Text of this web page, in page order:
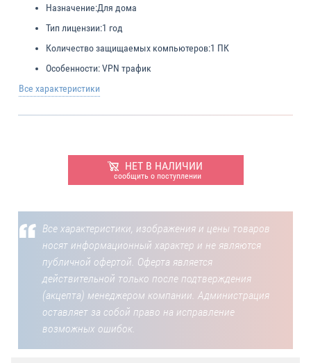
Назначение:Для дома
Тип лицензии:1 год
Количество защищаемых компьютеров:1 ПК
Особенности:VPN трафик
Все характеристики
НЕТ В НАЛИЧИИ
сообщить о поступлении
Все характеристики, изображения и цены товаров
носят информационный характер и не являются
публичной офертой. Оферта является
действительной только после подтверждения
(акцепта) менеджером компании. Администрация
оставляет за собой право на исправление
возможных ошибок.